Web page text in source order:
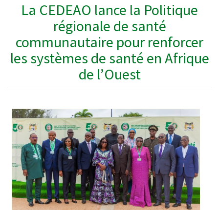
La CEDEAO lance la Politique
régionale de santé
communautaire pour renforcer
les systèmes de santé en Afrique
de l’Ouest